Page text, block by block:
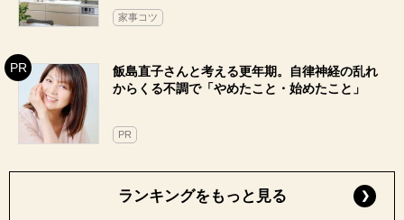
家事コツ
飯島直子さんと考える更年期。自律神経の乱れ
からくる不調で「やめたこと・始めたこと」
PR
ランキングをもっと見る